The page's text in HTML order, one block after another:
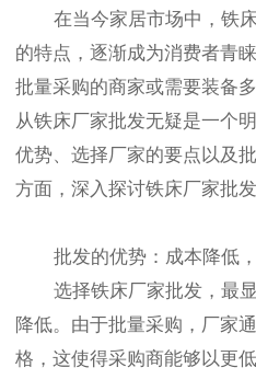
在当今家居市场中，铁床
的特点，逐渐成为消费者青
批量采购的商家或需要装备
从铁床厂家批发无疑是一个
优势、选择厂家的要点以及
方面，深入探讨铁床厂家批发
批发的优势：成本降低
选择铁床厂家批发，最
降低。由于批量采购，厂家
格，这使得采购商能够以更